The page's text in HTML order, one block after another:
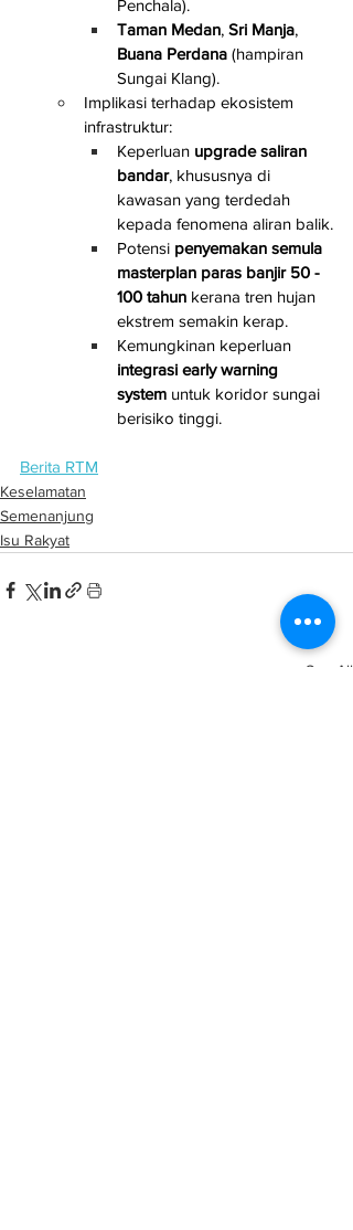
Penchala).
Taman Medan, Sri Manja,
Buana Perdana (hampiran
Sungai Klang).
Implikasi terhadap ekosistem
infrastruktur:
Keperluan upgrade saliran
bandar, khususnya di
kawasan yang terdedah
kepada fenomena aliran balik.
Potensi penyemakan semula
masterplan paras banjir 50 -
100 tahun kerana tren hujan
ekstrem semakin kerap.
Kemungkinan keperluan
integrasi early warning
system untuk koridor sungai
berisiko tinggi.
Berita RTM
Keselamatan
Semenanjung
Isu Rakyat
See All